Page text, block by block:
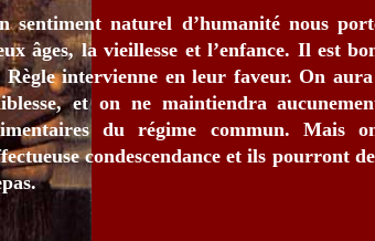
sentiment naturel d’humanité nous
âges, la vieillesse et l’enfance. Il est
Règle intervienne en leur faveur. On
et on ne maintiendra
du régime commun. Mais
condescendance et ils pourront